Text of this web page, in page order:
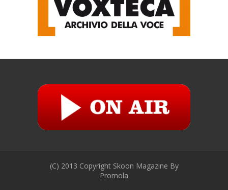
(C) 2013 Copyright Skoon Magazine By
Promola